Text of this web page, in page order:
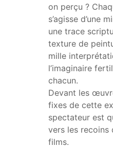
on perçu ?
s’agisse d’une
une trace
texture de
mille
l’imaginaire
chacun.
Devant les
fixes de cette
spectateur est
vers les recoins
films.